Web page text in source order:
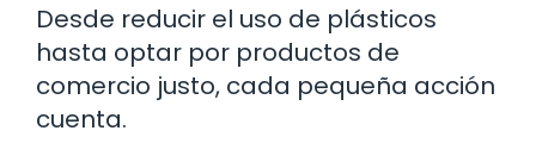
Desde reducir el uso de plásticos
hasta optar por productos de
comercio justo, cada pequeña acción
cuenta.